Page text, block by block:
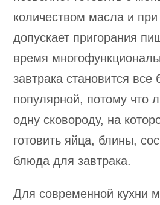
количеством масла и
допускает пригорания
время
завтрака становится все
популярной, потому что
одну сковороду, на
готовить яйца, блины,
блюда для завтрака.
Для современной кухни